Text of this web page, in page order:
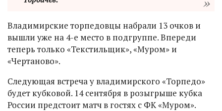
Владимирские торпедовцы набрали 13 очков и
вышли уже на 4-е место в подгруппе. Впереди
теперь только «Текстильщик», «Муром» и
«Чертаново».
Следующая встреча у владимирского «Торпедо»
будет кубковой. 14 сентября в розыгрыше кубка
России предстоит матч в гостях с ФК «Муром».